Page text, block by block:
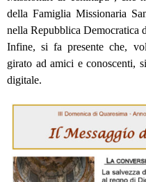
della Famiglia Missionaria
nella Repubblica Democratica
Infine, si fa presente che,
girato ad amici e conoscenti,
digitale.